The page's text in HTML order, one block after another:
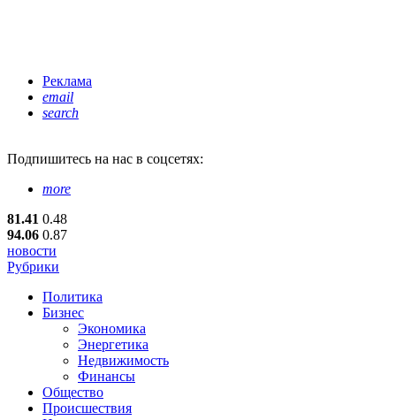
Реклама
email
search
Подпишитесь на нас в соцсетях:
more
81.41 0.48
94.06 0.87
новости
Рубрики
Политика
Бизнес
Экономика
Энергетика
Недвижимость
Финансы
Общество
Происшествия